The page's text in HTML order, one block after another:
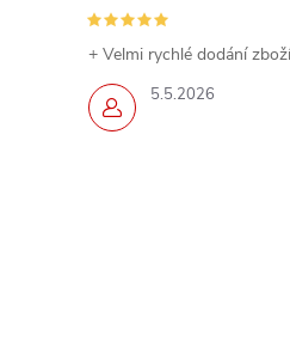
5.5.2026
+ Velmi rychlé dodání zboží